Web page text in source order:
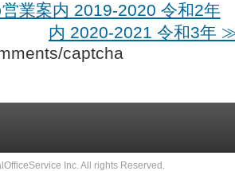
業案内 2019-2020 令和2年
内 2020-2021 令和3年
captcha
Inc. All rights Reserved.